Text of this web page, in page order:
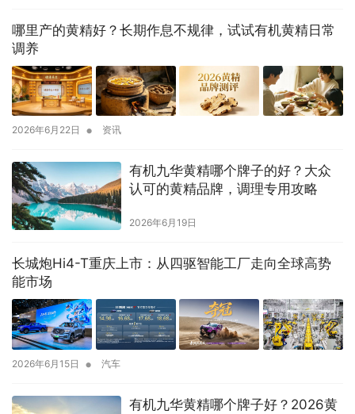
哪里产的黄精好？长期作息不规律，试试有机黄精日常
调养
2026年6月22日 • 资讯
有机九华黄精哪个牌子的好？大众
认可的黄精品牌，调理专用攻略
2026年6月19日
长城炮Hi4-T重庆上市：从四驱智能工厂走向全球高势
能市场
2026年6月15日 • 汽车
有机九华黄精哪个牌子好？2026黄